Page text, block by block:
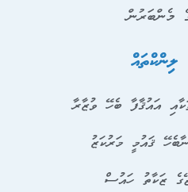
މެންބަރުން
ލިންކްތައް
އައުޤާފާ ބެހޭ ވުޒާރާ
ޤައުމީ މަރުކަޒު
ޒަކާތު ހައުސް